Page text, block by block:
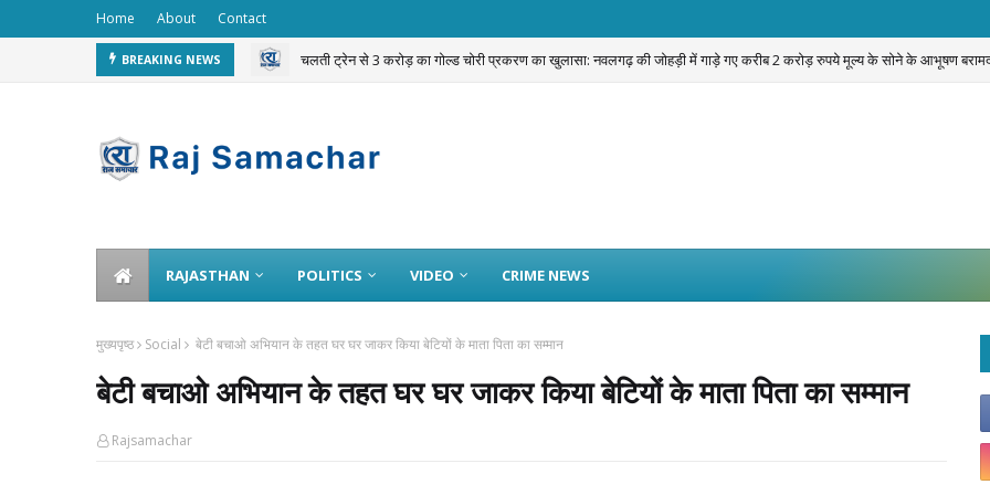
Home About Contact
BREAKING NEWS चलती ट्रेन से 3 करोड़ का गोल्ड चोरी प्रकरण का खुलासा: नवलगढ़ की जोहड़ी में गाड़े गए करीब 2 करोड़ रुपये मूल्य के सोने के आभूषण
RAJASTHAN POLITICS VIDEO CRIME NEWS
मुख्यपृष्ठ Social बेटी बचाओ अभियान के तहत घर घर जाकर किया बेटियों के माता पिता का सम्मान
बेटी बचाओ अभियान के तहत घर घर जाकर किया बेटियों के माता पिता का सम्मान
Rajsamachar